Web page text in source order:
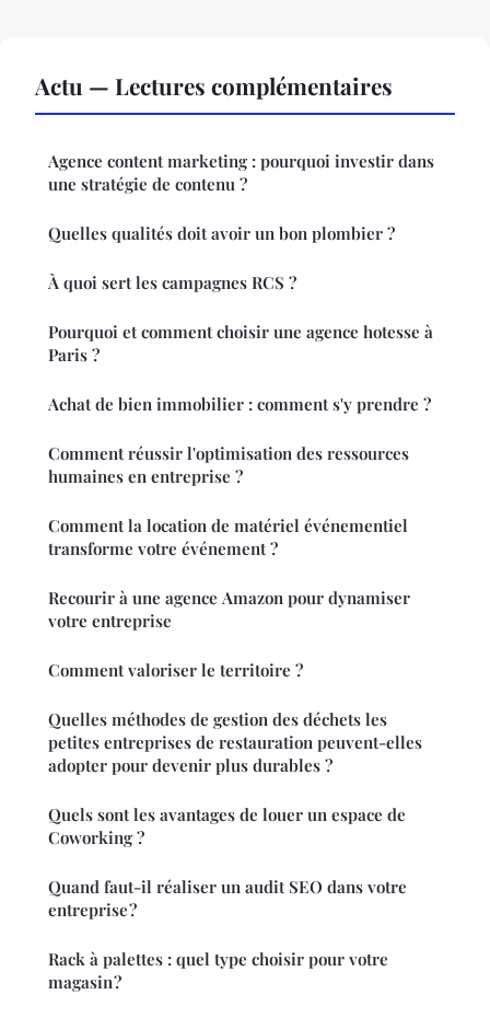
Actu — Lectures complémentaires
Agence content marketing : pourquoi investir dans
une stratégie de contenu ?
Quelles qualités doit avoir un bon plombier ?
À quoi sert les campagnes RCS ?
Pourquoi et comment choisir une agence hotesse à
Paris ?
Achat de bien immobilier : comment s'y prendre ?
Comment réussir l'optimisation des ressources
humaines en entreprise ?
Comment la location de matériel événementiel
transforme votre événement ?
Recourir à une agence Amazon pour dynamiser
votre entreprise
Comment valoriser le territoire ?
Quelles méthodes de gestion des déchets les
petites entreprises de restauration peuvent-elles
adopter pour devenir plus durables ?
Quels sont les avantages de louer un espace de
Coworking ?
Quand faut-il réaliser un audit SEO dans votre
entreprise ?
Rack à palettes : quel type choisir pour votre
magasin ?